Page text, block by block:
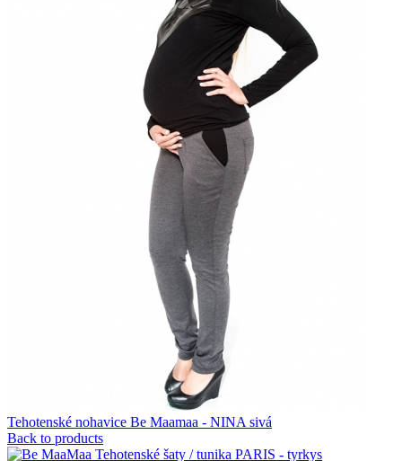
Tehotenské nohavice Be Maamaa - NINA sivá
Back to products